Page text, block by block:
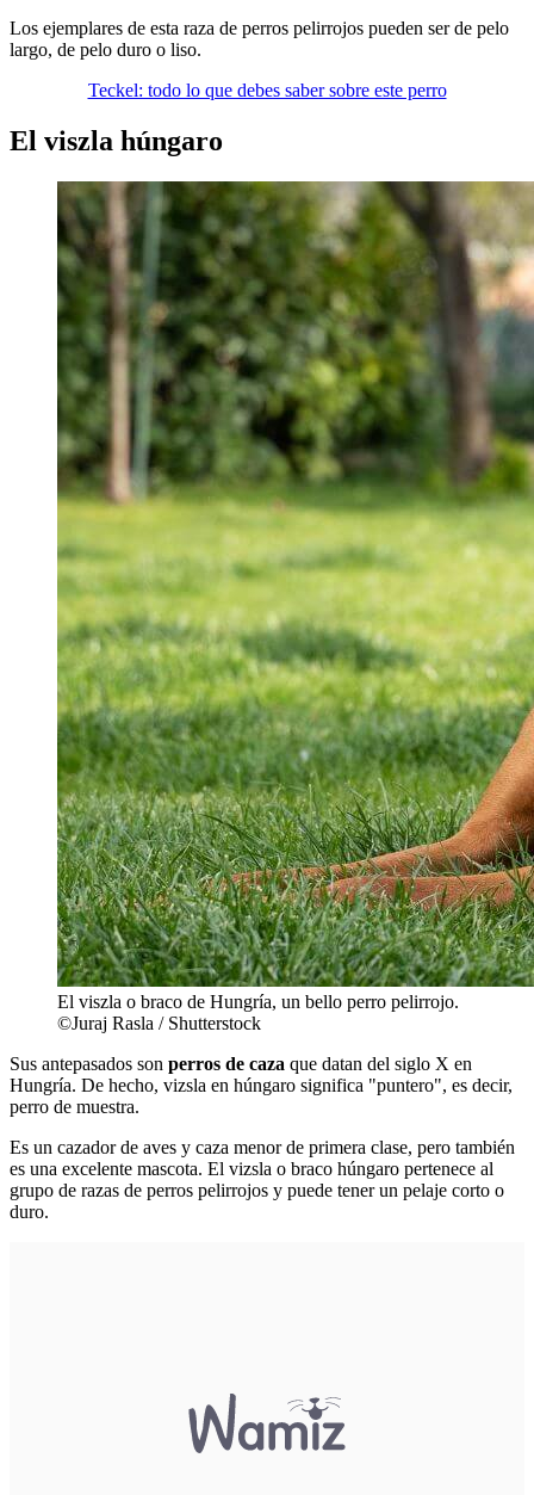
Los ejemplares de esta raza de perros pelirrojos pueden ser de pelo
largo, de pelo duro o liso.
Teckel: todo lo que debes saber sobre este perro
El viszla húngaro
El viszla o braco de Hungría, un bello perro pelirrojo.
©Juraj Rasla / Shutterstock
Sus antepasados son perros de caza que datan del siglo X en
Hungría. De hecho, vizsla en húngaro significa "puntero", es decir,
perro de muestra.
Es un cazador de aves y caza menor de primera clase, pero también
es una excelente mascota. El vizsla o braco húngaro pertenece al
grupo de razas de perros pelirrojos y puede tener un pelaje corto o
duro.